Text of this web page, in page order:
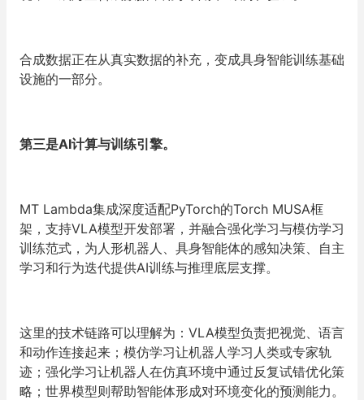
合成数据正在从真实数据的补充，变成具身智能训练基础
设施的一部分。
第三是AI计算与训练引擎。
MT Lambda集成深度适配PyTorch的Torch MUSA框
架，支持VLA模型开发部署，并融合强化学习与模仿学习
训练范式，为人形机器人、具身智能体的感知决策、自主
学习和行为迭代提供AI训练与推理底层支撑。
这里的技术链路可以理解为：VLA模型负责把视觉、语言
和动作连接起来；模仿学习让机器人学习人类或专家轨
迹；强化学习让机器人在仿真环境中通过反复试错优化策
略；世界模型则帮助智能体形成对环境变化的预测能力。